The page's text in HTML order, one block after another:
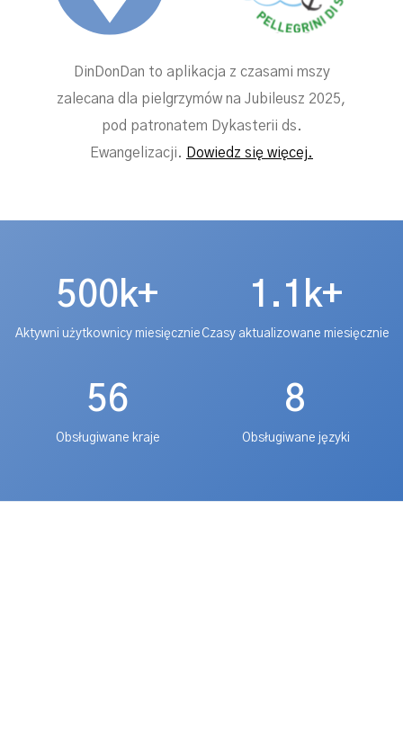
DinDonDan to aplikacja z czasami mszy
zalecana dla pielgrzymów na Jubileusz 2025,
pod patronatem Dykasterii ds.
Ewangelizacji.
Dowiedz się więcej.
500k+
Aktywni użytkownicy miesięcznie
1.1k+
Czasy aktualizowane miesięcznie
56
Obsługiwane kraje
8
Obsługiwane języki